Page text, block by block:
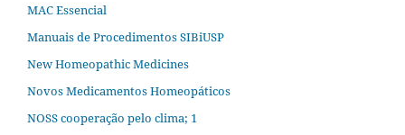
MAC Essencial
Manuais de Procedimentos SIBiUSP
New Homeopathic Medicines
Novos Medicamentos Homeopáticos
NOSS cooperação pelo clima; 1